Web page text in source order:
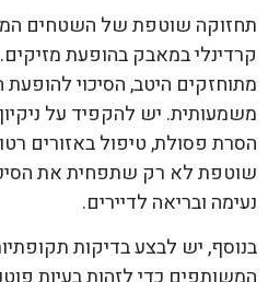
תחזוקה שוטפת של השטחים
קרדינלי במאבק בהופעת
מתוחזקים היטב, הסיכוי להופעת
משמעותית. יש להקפיד על
הסרת פסולת, טיפול באזורים
שוטפת לא רק שתפחית את
נעימה ובריאה לדיירים.
בנוסף, יש לבצע בדיקות